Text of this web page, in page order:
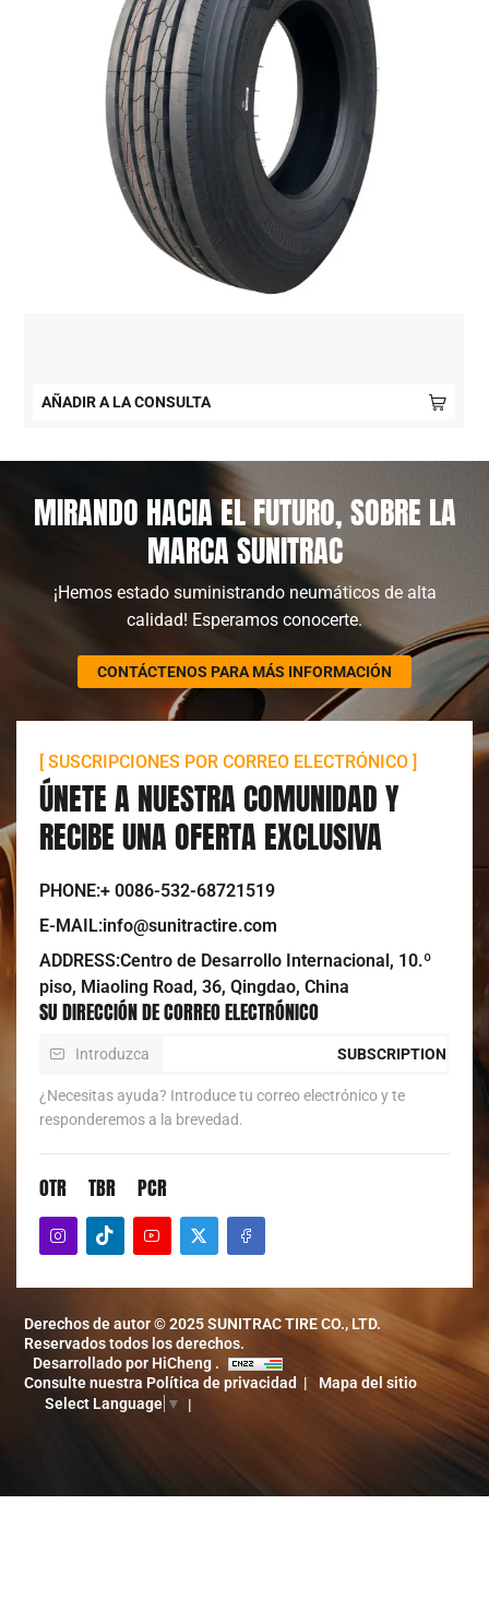
AÑADIR A LA CONSULTA
MIRANDO HACIA EL FUTURO, SOBRE LA
MARCA SUNITRAC
¡Hemos estado suministrando neumáticos de alta
calidad! Esperamos conocerte.
CONTÁCTENOS PARA MÁS INFORMACIÓN
[ SUSCRIPCIONES POR CORREO ELECTRÓNICO ]
ÚNETE A NUESTRA COMUNIDAD Y
RECIBE UNA OFERTA EXCLUSIVA
PHONE:+ 0086-532-68721519
E-MAIL:info@sunitractire.com
ADDRESS:Centro de Desarrollo Internacional, 10.º
piso, Miaoling Road, 36, Qingdao, China
SU DIRECCIÓN DE CORREO ELECTRÓNICO
SUBSCRIPTION
¿Necesitas ayuda? Introduce tu correo electrónico y te
responderemos a la brevedad.
OTR TBR PCR
Derechos de autor © 2025 SUNITRAC TIRE CO., LTD.
Reservados todos los derechos.
Desarrollado por HiCheng .
Consulte nuestra Política de privacidad
Mapa del sitio
Select Language ▼